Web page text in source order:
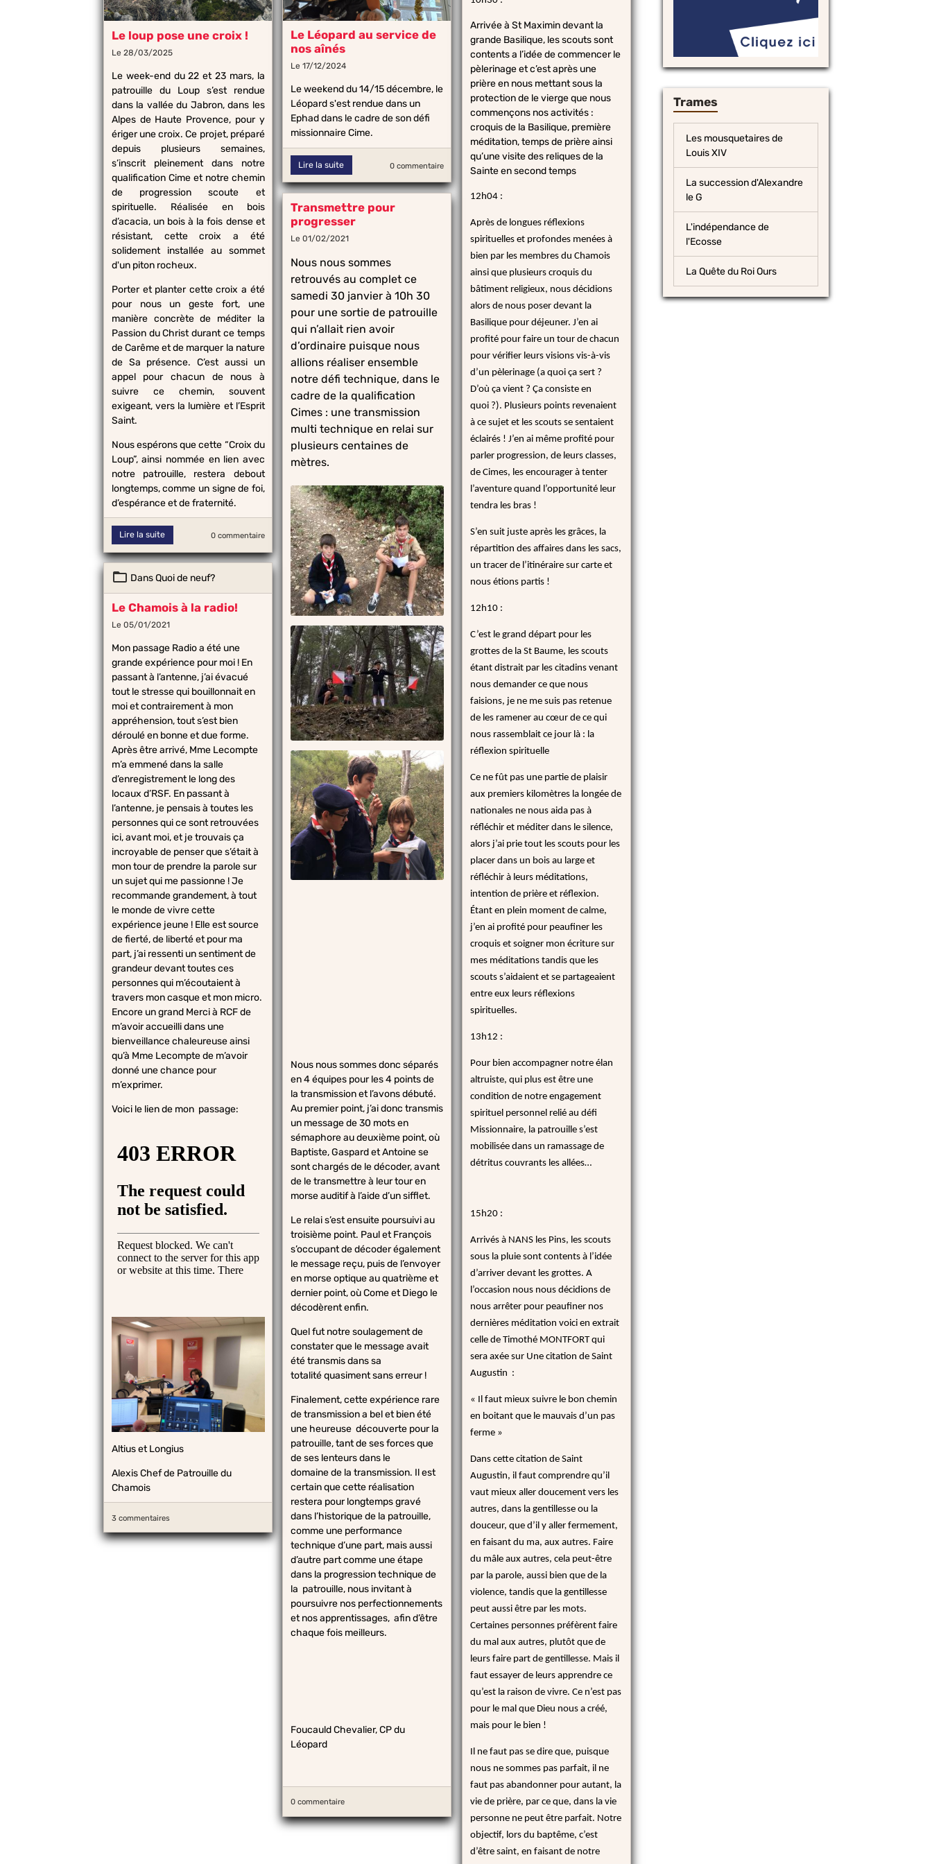
Le loup pose une croix !
Le 28/03/2025
Le week-end du 22 et 23 mars, la
patrouille du Loup s’est rendue
dans la vallée du Jabron, dans les
Alpes de Haute Provence, pour y
ériger une croix. Ce projet, préparé
depuis plusieurs semaines,
s’inscrit pleinement dans notre
qualification Cime et notre chemin
de progression scoute et
spirituelle. Réalisée en bois
d’acacia, un bois à la fois dense et
résistant, cette croix a été
solidement installée au sommet
d'un piton rocheux.
Porter et planter cette croix a été
pour nous un geste fort, une
manière concrète de méditer la
Passion du Christ durant ce temps
de Carême et de marquer la nature
de Sa présence. C’est aussi un
appel pour chacun de nous à
suivre ce chemin, souvent
exigeant, vers la lumière et l’Esprit
Saint.
Nous espérons que cette “Croix du
Loup”, ainsi nommée en lien avec
notre patrouille, restera debout
longtemps, comme un signe de foi,
d’espérance et de fraternité.
Lire la suite 0 commentaire
Le Léopard au service de
nos aînés
Le 17/12/2024
Le weekend du 14/15 décembre, le
Léopard s'est rendue dans un
Ephad dans le cadre de son défi
missionnaire Cime.
Lire la suite 0 commentaire
Arrivée à St Maximin devant la
grande Basilique, les scouts sont
contents a l’idée de commencer le
pèlerinage et c’est après une
prière en nous mettant sous la
protection de le vierge que nous
commençons nos activités :
croquis de la Basilique, première
méditation, temps de prière ainsi
qu’une visite des reliques de la
Sainte en second temps
12h04 :
Après de longues réflexions
spirituelles et profondes menées à
bien par les membres du Chamois
ainsi que plusieurs croquis du
bâtiment religieux, nous décidions
alors de nous poser devant la
Basilique pour déjeuner. J’en ai
profité pour faire un tour de chacun
pour vérifier leurs visions vis-à-vis
d’un pèlerinage (a quoi ça sert ?
D’où ça vient ? Ça consiste en
quoi ?). Plusieurs points revenaient
à ce sujet et les scouts se sentaient
éclairés ! J’en ai même profité pour
parler progression, de leurs classes,
de Cimes, les encourager à tenter
l’aventure quand l’opportunité leur
tendra les bras !
S’en suit juste après les grâces, la
répartition des affaires dans les sacs,
un tracer de l’itinéraire sur carte et
nous étions partis !
12h10 :
C’est le grand départ pour les
grottes de la St Baume, les scouts
étant distrait par les citadins venant
nous demander ce que nous
faisions, je ne me suis pas retenue
de les ramener au cœur de ce qui
nous rassemblait ce jour là : la
réflexion spirituelle
Ce ne fût pas une partie de plaisir
aux premiers kilomètres la longée de
nationales ne nous aida pas à
réfléchir et méditer dans le silence,
alors j’ai prie tout les scouts pour les
placer dans un bois au large et
réfléchir à leurs méditations,
intention de prière et réflexion.
Étant en plein moment de calme,
j’en ai profité pour peaufiner les
croquis et soigner mon écriture sur
mes méditations tandis que les
scouts s’aidaient et se partageaient
entre eux leurs réflexions
spirituelles.
13h12 :
Pour bien accompagner notre élan
altruiste, qui plus est être une
condition de notre engagement
spirituel personnel relié au défi
Missionnaire, la patrouille s’est
mobilisée dans un ramassage de
détritus couvrants les allées…
15h20 :
Arrivés à NANS les Pins, les scouts
sous la pluie sont contents à l’idée
d’arriver devant les grottes. A
l’occasion nous nous décidions de
nous arrêter pour peaufiner nos
dernières méditation voici en extrait
celle de Timothé MONTFORT qui
sera axée sur Une citation de Saint
Augustin :
« Il faut mieux suivre le bon chemin
en boitant que le mauvais d’un pas
ferme»
Dans cette citation de Saint
Augustin, il faut comprendre qu’il
vaut mieux aller doucement vers les
autres, dans la gentillesse ou la
douceur, que d’il y aller fermement,
en faisant du ma, aux autres. Faire
du mâle aux autres, cela peut-être
par la parole, aussi bien que de la
violence, tandis que la gentillesse
peut aussi être par les mots.
Certaines personnes préfèrent faire
du mal aux autres, plutôt que de
leurs faire part de gentillesse. Mais il
faut essayer de leurs apprendre ce
qu’est la raison de vivre. Ce n’est pas
pour le mal que Dieu nous a créé,
mais pour le bien !
Il ne faut pas se dire que, puisque
nous ne sommes pas parfait, il ne
faut pas abandonner pour autant, la
vie de prière, par ce que, dans la vie
personne ne peut être parfait. Notre
objectif, lors du baptême, c’est
d’être saint, en faisant de notre
Transmettre pour
progresser
Le 01/02/2021
Nous nous sommes
retrouvés au complet ce
samedi 30 janvier à 10h 30
pour une sortie de patrouille
qui n’allait rien avoir
d’ordinaire puisque nous
allions réaliser ensemble
notre défi technique, dans le
cadre de la qualification
Cimes : une transmission
multi technique en relai sur
plusieurs centaines de
mètres.
Nous nous sommes donc séparés
en 4 équipes pour les 4 points de
la transmission et l’avons débuté.
Au premier point, j’ai donc transmis
un message de 30 mots en
sémaphore au deuxième point, où
Baptiste, Gaspard et ​​​​​​​Antoine se
sont chargés de le décoder, avant
de le transmettre à leur tour en
morse auditif à l’aide d’un sifflet.
L​​​​​​​e relai s’est ensuite poursuivi au
troisième point. Paul et François
s’occupant de décoder également
le message reçu, puis de l’envoyer
en morse optique au quatrième et
dernier point, où Come et Diego le
décodèrent enfin.
Quel fut notre soulagement de
constater que le message avait
été transmis dans sa
totalité quasiment sans erreur !
Finalement, cette expérience rare
de transmission a bel et bien été
une heureuse découverte pour la
patrouille, tant de ses forces que
de ses lenteurs dans le
domaine de la transmission. Il est
certain que cette réalisation
restera pour longtemps gravé
dans l’historique de la patrouille,
comme une performance
technique d’une part, mais aussi
d’autre part comme une étape
dans la progression technique de
la patrouille, nous invitant à
poursuivre nos perfectionnements
et nos apprentissages, afin d’être
chaque fois meilleurs. ​​​​​​​
Foucauld Chevalier, CP du
Léopard
0 commentaire
DansQuoi de neuf?
Le Chamois à la radio!
Le 05/01/2021
Mon passage Radio a été une
grande expérience pour moi ! En
passant à l’antenne, j’ai évacué
tout le stresse qui bouillonnait en
moi et contrairement à mon
appréhension, tout s’est bien
déroulé en bonne et due forme.
Après être arrivé, Mme Lecompte
m’a emmené dans la salle
d’enregistrement le long des
locaux d’RSF. En passant à
l’antenne, je pensais à toutes les
personnes qui ce sont retrouvées
ici, avant moi, et je trouvais ça
incroyable de penser que s’était à
mon tour de prendre la parole sur
un sujet qui me passionne ! Je
recommande grandement, à tout
le monde de vivre cette
expérience jeune ! Elle est source
de fierté, de liberté et pour ma
part, j’ai ressenti un sentiment de
grandeur devant toutes ces
personnes qui m’écoutaient à
travers mon casque et mon micro.
Encore un grand Merci à RCF de
m’avoir accueilli dans une
bienveillance chaleureuse ainsi
qu’à Mme Lecompte de m’avoir
donné une chance pour
m’exprimer.
Voici le lien de mon passage:
Altius et Longius
Alexis Chef de Patrouille du
Chamois
3 commentaires
Trames
Les mousquetaires de
Louis XIV
La succession d'Alexandre
le G
L'indépendance de
l'Ecosse
La Quête du Roi Ours